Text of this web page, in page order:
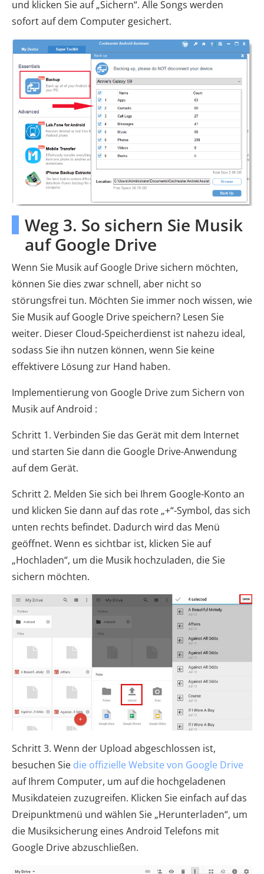
und klicken Sie auf „Sichern“. Alle Songs werden
sofort auf dem Computer gesichert.
Weg 3. So sichern Sie Musik
auf Google Drive
Wenn Sie Musik auf Google Drive sichern möchten,
können Sie dies zwar schnell, aber nicht so
störungsfrei tun. Möchten Sie immer noch wissen, wie
Sie Musik auf Google Drive speichern? Lesen Sie
weiter. Dieser Cloud-Speicherdienst ist nahezu ideal,
sodass Sie ihn nutzen können, wenn Sie keine
effektivere Lösung zur Hand haben.
Implementierung von Google Drive zum Sichern von
Musik auf Android :
Schritt 1. Verbinden Sie das Gerät mit dem Internet
und starten Sie dann die Google Drive-Anwendung
auf dem Gerät.
Schritt 2. Melden Sie sich bei Ihrem Google-Konto an
und klicken Sie dann auf das rote „+“-Symbol, das sich
unten rechts befindet. Dadurch wird das Menü
geöffnet. Wenn es sichtbar ist, klicken Sie auf
„Hochladen“, um die Musik hochzuladen, die Sie
sichern möchten.
Schritt 3. Wenn der Upload abgeschlossen ist,
besuchen Sie die offizielle Website von Google Drive
auf Ihrem Computer, um auf die hochgeladenen
Musikdateien zuzugreifen. Klicken Sie einfach auf das
Dreipunktmenü und wählen Sie „Herunterladen“, um
die Musiksicherung eines Android Telefons mit
Google Drive abzuschließen.